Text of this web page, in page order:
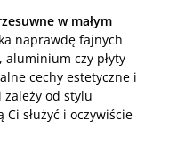
w małym
naprawdę fajnych
aluminium czy płyty
cechy estetyczne i
zależy od stylu
służyć i oczywiście